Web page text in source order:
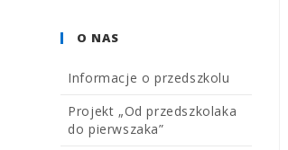
O NAS
Informacje o przedszkolu
Projekt „Od przedszkolaka
do pierwszaka”